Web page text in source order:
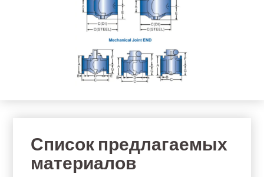
Список предлагаемых
материалов